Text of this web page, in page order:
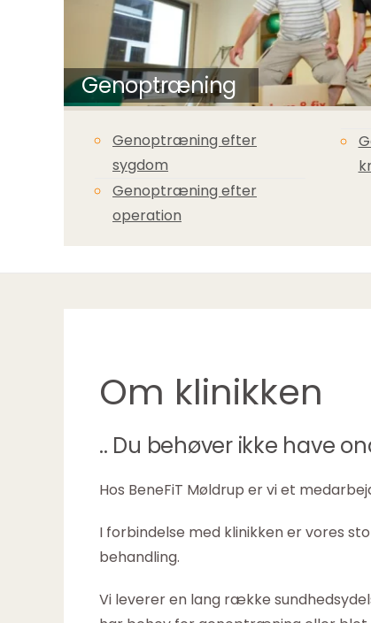
Genoptræning
Genoptræning efter
sygdom
Genoptræning efter
operation
Om klinikken
.. Du behøver ikke have
Hos BeneFiT Møldrup er vi et
I forbindelse med klinikken er vores
behandling.
Vi leverer en lang række